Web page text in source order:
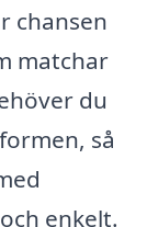
chansen
matchar
du
så
enkelt.